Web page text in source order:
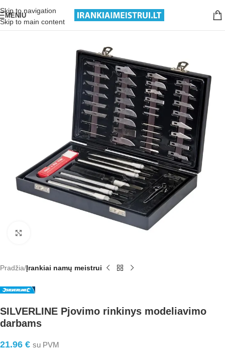
Skip to navigation
Skip to main content
MENIU
Pradžia Įrankiai namų meistrui
SILVERLINE Pjovimo rinkinys modeliavimo
darbams
21.96 € su PVM